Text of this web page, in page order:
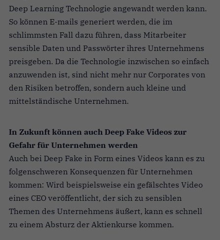
Deep Learning Technologie angewandt werden kann.
So können E-mails generiert werden, die im
schlimmsten Fall dazu führen, dass Mitarbeiter
sensible Daten und Passwörter ihres Unternehmens
preisgeben. Da die Technologie inzwischen so einfach
anzuwenden ist, sind nicht mehr nur Corporates von
den Risiken betroffen, sondern auch kleine und
mittelständische Unternehmen.
In Zukunft können auch Deep Fake Videos zur
Gefahr für Unternehmen werden
Auch bei Deep Fake in Form eines Videos kann es zu
folgenschweren Konsequenzen für Unternehmen
kommen: Wird beispielsweise ein gefälschtes Video
eines CEO veröffentlicht, der sich zu sensiblen
Themen des Unternehmens äußert, kann es schnell
zu einem Absturz der Aktienkurse kommen.